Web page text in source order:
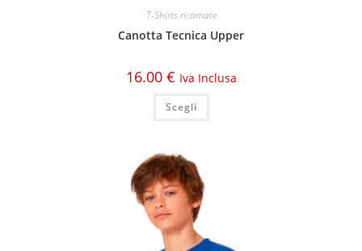
T-Shirts ricamate
Canotta Tecnica Upper
16.00 € Iva Inclusa
Scegli